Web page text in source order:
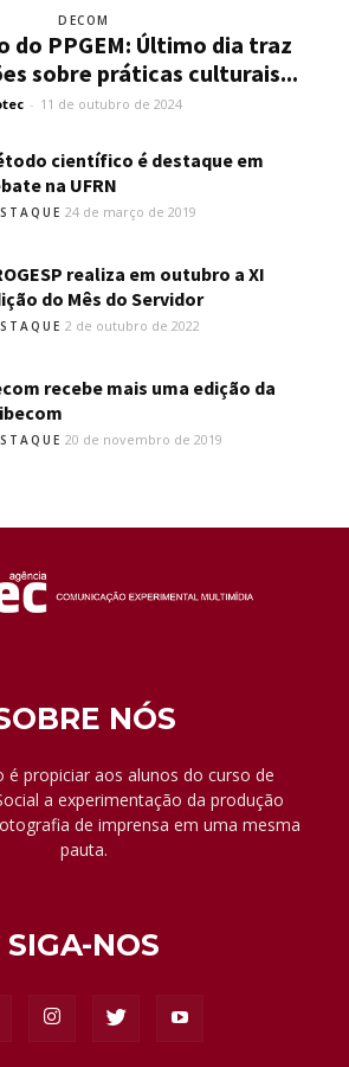
DECOM
do PPGEM: Último dia traz
sobre práticas culturais...
- 11 de outubro de 2024
científico é destaque em
na UFRN
24 de março de 2019
realiza em outubro a XI
do Mês do Servidor
2 de outubro de 2022
recebe mais uma edição da
20 de novembro de 2019
NÓS
é propiciar aos alunos do curso de
a experimentação da produção
de imprensa em uma mesma
pauta.
SIGA-NOS